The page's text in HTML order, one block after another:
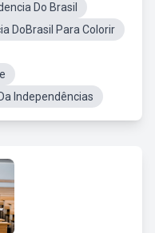
Do Brasil
DoBrasil Para Colorir
Independências